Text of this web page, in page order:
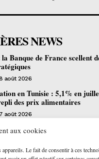
aux cookies
Le fait de consentir à ces
NEWS
Banque de France scellent
août 2026
en Tunisie : 5,1% en
des prix alimentaires
7 août 2026
gratuite en fibre optique
6 août 2026